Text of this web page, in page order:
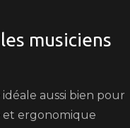
musiciens
aussi bien pour
et ergonomique